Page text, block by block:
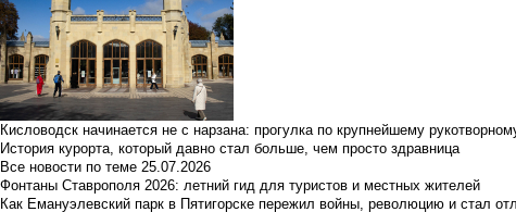
Кисловодск начинается не с нарзана: прогулка по крупнейшему
История курорта, который давно стал больше, чем просто здравница
Все новости по теме 25.07.2026
Фонтаны Ставрополя 2026: летний гид для туристов и местных жителей
Как Емануэлевский парк в Пятигорске пережил войны, революцию и стал